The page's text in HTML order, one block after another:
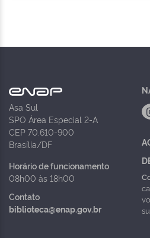
Asa Sul
SPO Área Especial 2-A
CEP 70.610-900
Brasília/DF
Horário de funcionamento
08h00 às 18h00
Contato
biblioteca@enap.gov.br